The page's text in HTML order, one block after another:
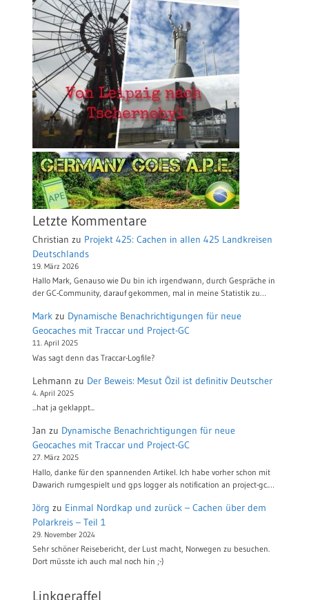
Letzte Kommentare
Christian zu Projekt 425: Cachen in allen 425 Landkreisen
Deutschlands
19. März 2026
Hallo Mark, Genauso wie Du bin ich irgendwann, durch Gespräche in
der GC-Community, darauf gekommen, mal in meine Statistik zu…
Mark zu Dynamische Benachrichtigungen für neue
Geocaches mit Traccar und Project-GC
11. April 2025
Was sagt denn das Traccar-Logfile?
Lehmann zu Der Beweis: Mesut Özil ist definitiv Deutscher
4. April 2025
...hat ja geklappt...
Jan zu Dynamische Benachrichtigungen für neue
Geocaches mit Traccar und Project-GC
27. März 2025
Hallo, danke für den spannenden Artikel. Ich habe vorher schon mit
Dawarich rumgespielt und gps logger als notification an project-gc.…
Jörg zu Einmal Nordkap und zurück – Cachen über dem
Polarkreis – Teil 1
29. November 2024
Sehr schöner Reisebericht, der Lust macht, Norwegen zu besuchen.
Dort müsste ich auch mal noch hin ;-)
Linkgeraffel